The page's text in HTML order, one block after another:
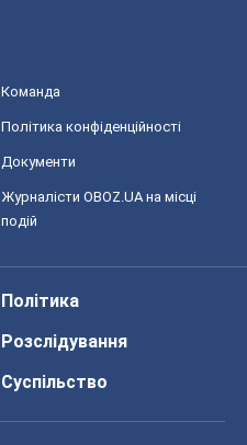
Команда
Політика конфіденційності
Документи
Журналісти OBOZ.UA на місці
подій
Політика
Розслідування
Суспільство